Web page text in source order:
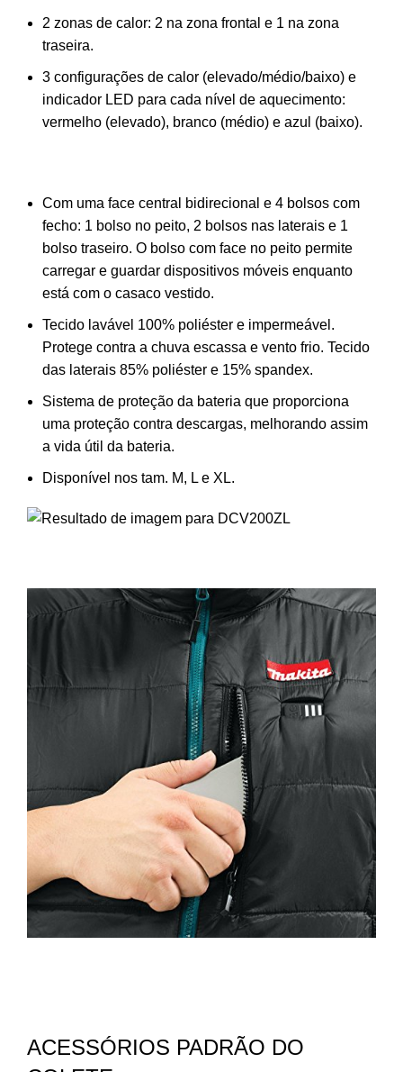
2 zonas de calor: 2 na zona frontal e 1 na zona
traseira.
3 configurações de calor (elevado/médio/baixo) e
indicador LED para cada nível de aquecimento:
vermelho (elevado), branco (médio) e azul (baixo).
Com uma face central bidirecional e 4 bolsos com
fecho: 1 bolso no peito, 2 bolsos nas laterais e 1
bolso traseiro. O bolso com face no peito permite
carregar e guardar dispositivos móveis enquanto
está com o casaco vestido.
Tecido lavável 100% poliéster e impermeável.
Protege contra a chuva escassa e vento frio. Tecido
das laterais 85% poliéster e 15% spandex.
Sistema de proteção da bateria que proporciona
uma proteção contra descargas, melhorando assim
a vida útil da bateria.
Disponível nos tam. M, L e XL.
ACESSÓRIOS PADRÃO DO